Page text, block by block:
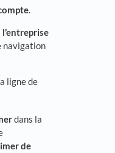
.
l’entreprise
navigation
ligne de
dans la
de